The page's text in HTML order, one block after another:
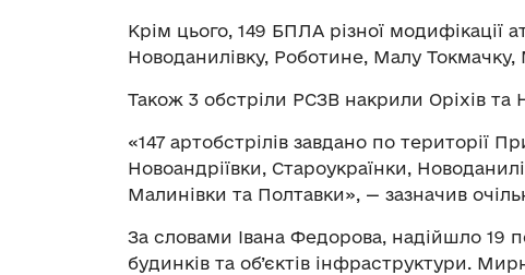
Крім цього, 149 БПЛА різної модифікації
Новоданилівку, Роботине, Малу Токмачку,
Також 3 обстріли РСЗВ накрили Оріхів та
«147 артобстрілів завдано по території
Новоандріївки, Староукраїнки,
Малинівки та Полтавки», — зазначив
За словами Івана Федорова, надійшло 19
будинків та об’єктів інфраструктури.